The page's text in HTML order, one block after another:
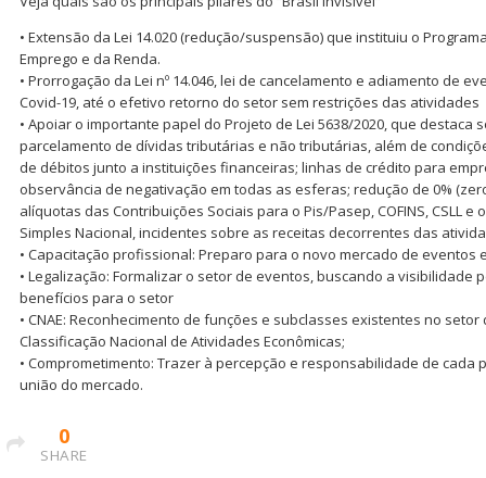
• Extensão da Lei 14.020 (redução/suspensão) que instituiu o
Emprego e da Renda.
• Prorrogação da Lei nº 14.046, lei de cancelamento e adiamento de
Covid-19, até o efetivo retorno do setor sem restrições das atividades
• Apoiar o importante papel do Projeto de Lei 5638/2020, que destaca
parcelamento de dívidas tributárias e não tributárias, além de
de débitos junto a instituições financeiras; linhas de crédito para
observância de negativação em todas as esferas; redução de 0%
alíquotas das Contribuições Sociais para o Pis/Pasep, COFINS, CSLL e
Simples Nacional, incidentes sobre as receitas decorrentes das
• Capacitação profissional: Preparo para o novo mercado de eventos
• Legalização: Formalizar o setor de eventos, buscando a visibilidade
benefícios para o setor
• CNAE: Reconhecimento de funções e subclasses existentes no
Classificação Nacional de Atividades Econômicas;
• Comprometimento: Trazer à percepção e responsabilidade de
união do mercado.
0
SHARE